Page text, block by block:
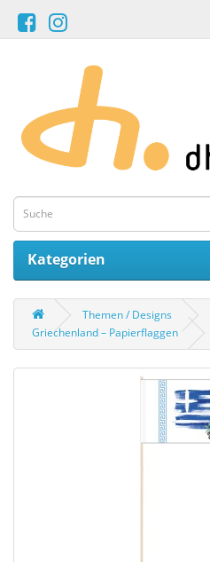
Kategorien
Themen / Designs
Griechenland – Papierflaggen